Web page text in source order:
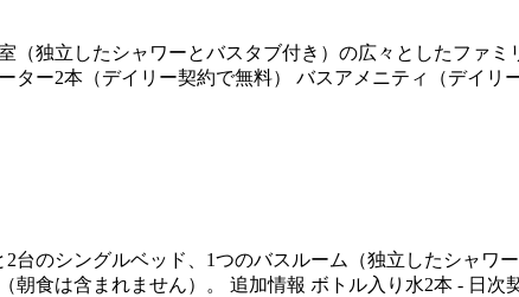
（独立したシャワーとバスタブ付き）の広々としたファ
ター2本（デイリー契約で無料） バスアメニティ（デイリ
台のシングルベッド、1つのバスルーム（独立したシャワ
朝食は含まれません）。 追加情報 ボトル入り水2本 - 日次